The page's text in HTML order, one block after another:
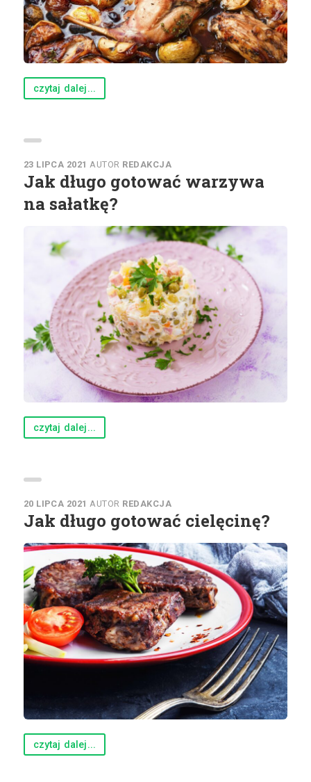
czytaj dalej...
23 LIPCA 2021 AUTOR REDAKCJA
Jak długo gotować warzywa
na sałatkę?
czytaj dalej...
20 LIPCA 2021 AUTOR REDAKCJA
Jak długo gotować cielęcinę?
czytaj dalej...